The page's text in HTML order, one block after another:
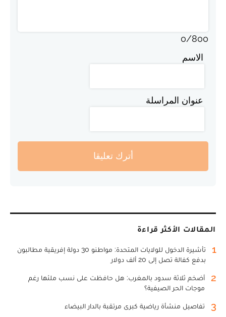
0/800
الاسم
عنوان المراسلة
أترك تعليقا
المقالات الأكثر قراءة
1
تأشيرة الدخول للولايات المتحدة: مواطنو 30 دولة إفريقية مطالبون
بدفع كفالة تصل إلى 20 ألف دولار
2
أضخم ثلاثة سدود بالمغرب: هل حافظت على نسب ملئها رغم
موجات الحر الصيفية؟
3 تفاصيل منشأة رياضية كبرى مرتقبة بالدار البيضاء